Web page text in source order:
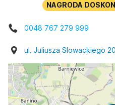
0048 767 279 999
ul. Juliusza Slowackiego